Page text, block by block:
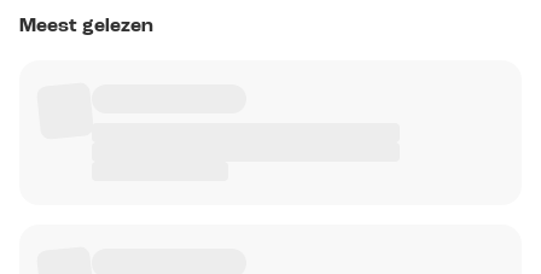
Meest gelezen